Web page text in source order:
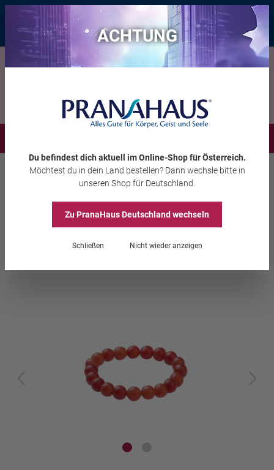
Bis zu 20 € Rabatt* mit dem Vorteils-Codeeintauchen , gültig bis
11.08.2026
Schmuck Armbänder
Weihrauch-Armband
„Element Feuer“
ACHTUNG
Du befindest dich aktuell im Online-Shopfür Österreich.
Möchtest du in dein Land bestellen? Dann wechsle bitte in
unseren Shop für Deutschland
Zu PranaHausDeutschland wechseln
Schließen Nicht wieder anzeigen